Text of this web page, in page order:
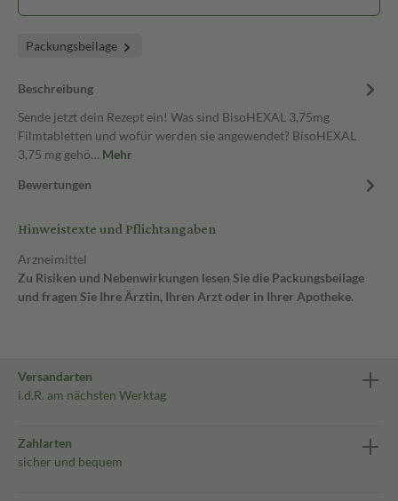
Packungsbeilage
Beschreibung
Sende jetzt dein Rezept ein! Was sind BisoHEXAL 3,75mg
Filmtabletten und wofür werden sie angewendet? BisoHEXAL
3,75 mg gehö… Mehr
Bewertungen
Hinweistexte und Pflichtangaben
Arzneimittel
Zu Risiken und Nebenwirkungen lesen Sie die Packungsbeilage
und fragen Sie Ihre Ärztin, Ihren Arzt oder in Ihrer Apotheke.
Versandarten
i.d.R. am nächsten Werktag
Zahlarten
sicher und bequem